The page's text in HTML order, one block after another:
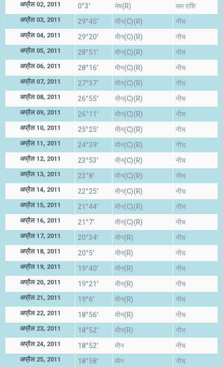
अप्रैल 02, 2011 0°3' मेष(R) सम राशि
अप्रैल 03, 2011 29°45' मीन(C)(R) नीच
अप्रैल 04, 2011 29°20' मीन(C)(R) नीच
अप्रैल 05, 2011 28°51' मीन(C)(R) नीच
अप्रैल 06, 2011 28°16' मीन(C)(R) नीच
अप्रैल 07, 2011 27°37' मीन(C)(R) नीच
अप्रैल 08, 2011 26°55' मीन(C)(R) नीच
अप्रैल 09, 2011 26°11' मीन(C)(R) नीच
अप्रैल 10, 2011 25°25' मीन(C)(R) नीच
अप्रैल 11, 2011 24°39' मीन(C)(R) नीच
अप्रैल 12, 2011 23°53' मीन(C)(R) नीच
अप्रैल 13, 2011 23°8' मीन(C)(R) नीच
अप्रैल 14, 2011 22°25' मीन(C)(R) नीच
अप्रैल 15, 2011 21°44' मीन(C)(R) नीच
अप्रैल 16, 2011 21°7' मीन(C)(R) नीच
अप्रैल 17, 2011 20°34' मीन(R) नीच
अप्रैल 18, 2011 20°5' मीन(R) नीच
अप्रैल 19, 2011 19°40' मीन(R) नीच
अप्रैल 20, 2011 19°21' मीन(R) नीच
अप्रैल 21, 2011 19°6' मीन(R) नीच
अप्रैल 22, 2011 18°56' मीन(R) नीच
अप्रैल 23, 2011 18°52' मीन(R) नीच
अप्रैल 24, 2011 18°52' मीन नीच
अप्रैल 25, 2011 18°58' मीन नीच